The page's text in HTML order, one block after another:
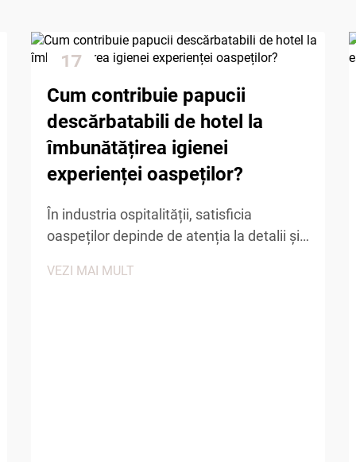
17
Cum contribuie papucii
descărbatabili de hotel la
îmbunătățirea igienei
experienței oaspeților?
În industria ospitalității, satisficia
oaspeților depinde de atenția la detalii și
curățenie și confort. Printre amenitățile
VEZI MAI MULT